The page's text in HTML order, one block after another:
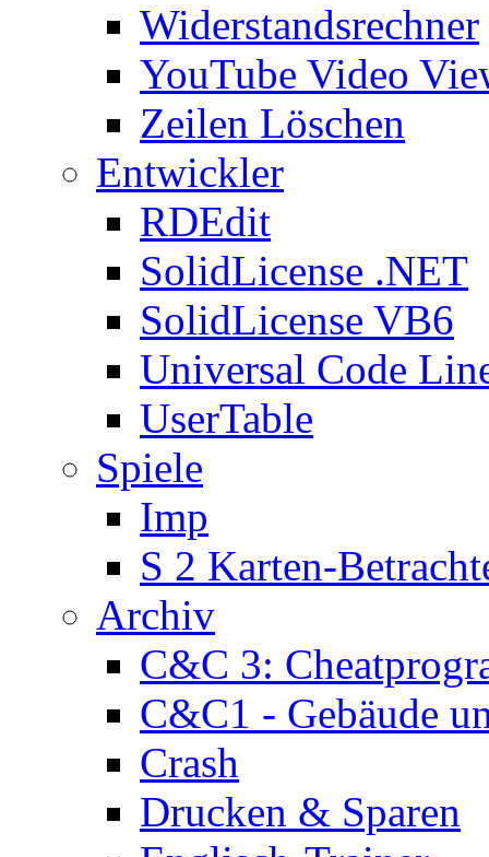
Widerstandsrechner
YouTube Video
Zeilen Löschen
Entwickler
RDEdit
SolidLicense .NET
SolidLicense VB6
Universal Code
UserTable
Spiele
Imp
S 2 Karten-
Archiv
C&C 3:
C&C1 - Gebäude
Crash
Drucken & Sparen